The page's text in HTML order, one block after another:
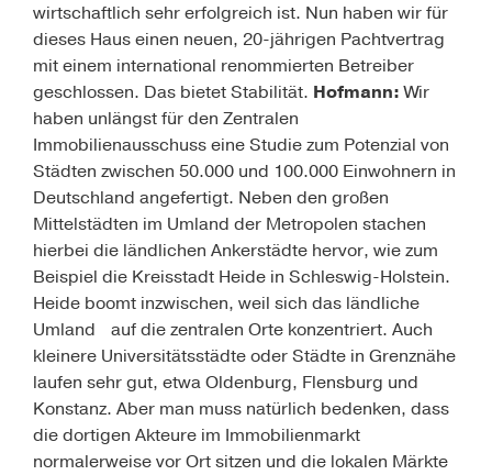
wirtschaftlich sehr erfolgreich ist. Nun haben wir für
dieses Haus einen neuen, 20-jährigen Pachtvertrag
mit einem international renommierten Betreiber
geschlossen. Das bietet Stabilität. Hofmann:Wir
haben unlängst für den Zentralen
Immobilienausschuss eine Studie zum Potenzial von
Städten zwischen 50.000 und 100.000 Einwohnern in
Deutschland angefertigt. Neben den großen
Mittelstädten im Umland der Metropolen stachen
hierbei die ländlichen Ankerstädte hervor, wie zum
Beispiel die Kreisstadt Heide in Schleswig-Holstein.
Heide boomt inzwischen, weil sich das ländliche
Umland auf die zentralen Orte konzentriert. Auch
kleinere Universitätsstädte oder Städte in Grenznähe
laufen sehr gut, etwa Oldenburg, Flensburg und
Konstanz. Aber man muss natürlich bedenken, dass
die dortigen Akteure im Immobilienmarkt
normalerweise vor Ort sitzen und die lokalen Märkte